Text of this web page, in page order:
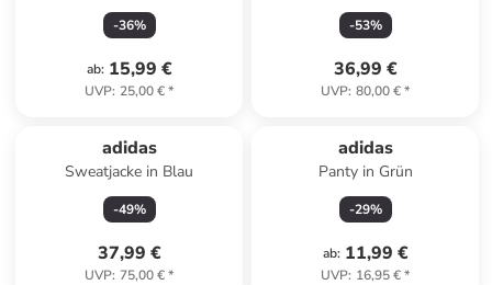
-36%
ab: 15,99 €
UVP: 25,00 €*
-53%
36,99 €
UVP: 80,00 €*
adidas
Sweatjacke in Blau
-49%
37,99 €
UVP: 75,00 €*
adidas
Panty in Grün
-29%
ab: 11,99 €
UVP: 16,95 €*